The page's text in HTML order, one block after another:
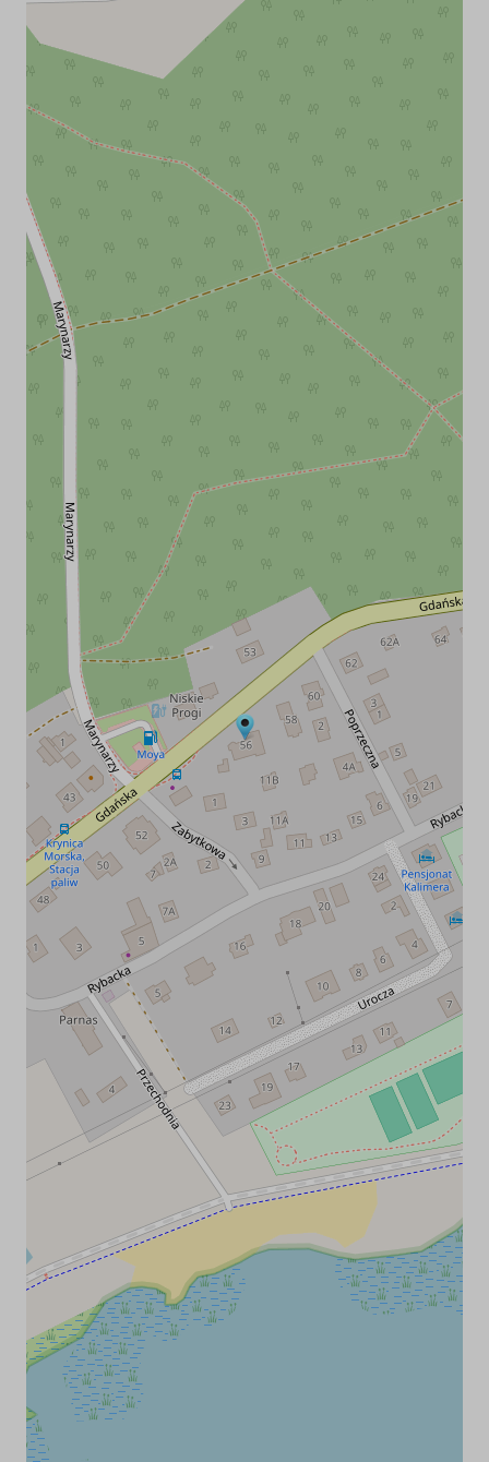
Naszym atutem jest dogodne położenie obiektu na ul.
Gdańskiej (główna ulica w Krynicy Morskiej), ok 10 minut
spaceru przez las do wejścia na plażę nr 30 przy porcie
rybackim. Zaledwie 12 minut od centrum Krynicy Morskiej,
pobliżu również sklep, restauracje i stacja benzynowa.
Zaledwie 240m (około 3 minuty) do nowo otwartego
Centrum Sportowo Rekreacyjnego - Siłownia Plenerowa -
Siatkówka - Kort Tenisowy - Koszykówka - Plac Zabaw.
Rezerwacja:
telefoniczna 692660045,530575395 lub przez mail:
grodzisko.krynicamorska@interia.pl
wymagany zadatek za pobyt w wysokości 20% całkowitej
kwoty
gwarancja rezerwacji dokonaniu przedpłaty w
wysokości 20% wartości w terminie 4 dni od dnia złożenia
rezerwacji
w przypadku braku uregulowania zadatku w ustalonym
w przypadku anulacji rezerwacji przez Gościa - zadatek
uregulowanie całej należności za pobyt - po
zameldowaniu w obiekcie
dzieci do lat 3 (na własnym łóżeczku )-bezpłatnie,
wypożyczenie łóżeczka turystycznego - 10 zł/dobę
dzieci w wieku od 3 do 7 lat - połowa ceny